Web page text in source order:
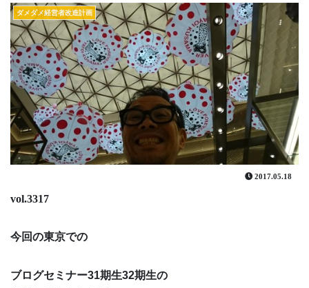
ダメダメ経営者改造計画
2017.05.18
vol.3317
今回の東京での
ブログセミナー31期生32期生の